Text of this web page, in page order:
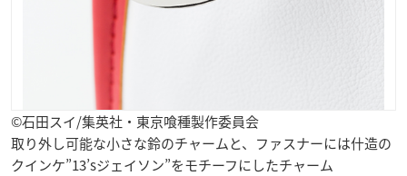
©石田スイ/集英社・東京喰種製作委員会
取り外し可能な小さな鈴のチャームと、ファスナーには什造の
クインケ”13’sジェイソン”をモチーフにしたチャーム